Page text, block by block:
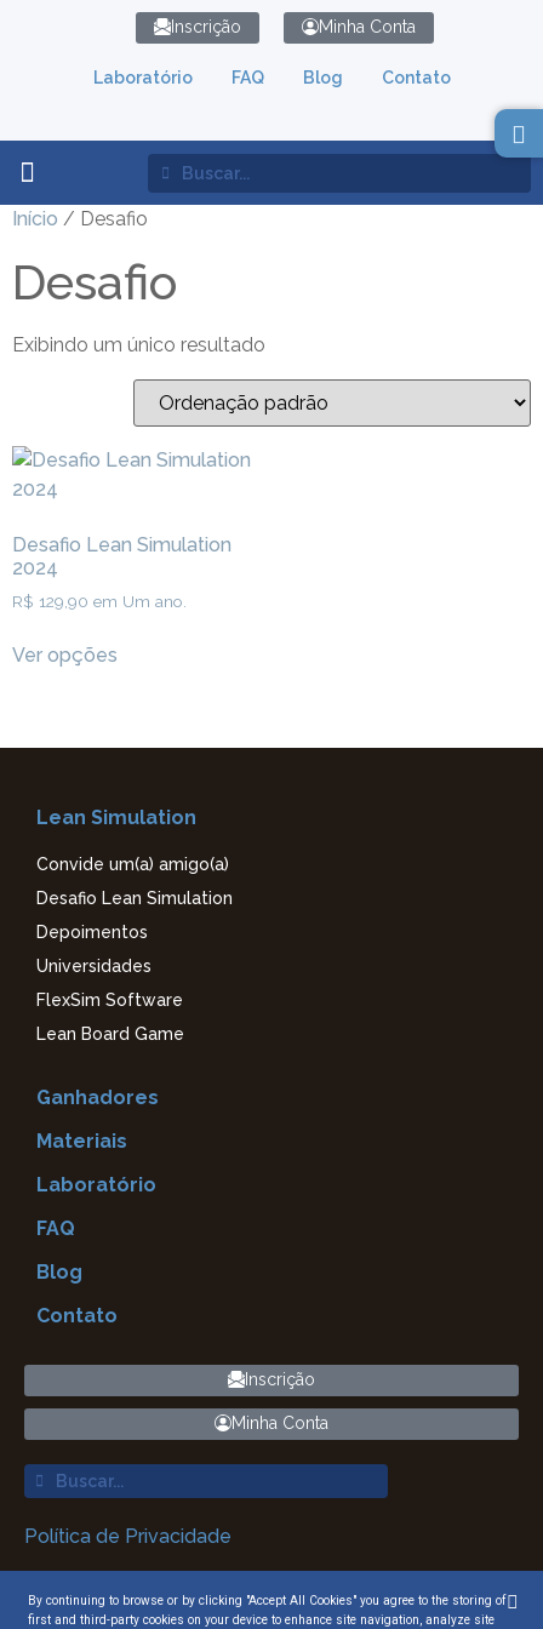
Laboratório FAQ Blog Contato
Inscrição Minha Conta
Início / Desafio
Desafio
Exibindo um único resultado
Desafio Lean Simulation
2024
R$ 129,90 em Um ano.
Ver opções
Lean Simulation
Convide um(a) amigo(a)
Desafio Lean Simulation
Depoimentos
Universidades
FlexSim Software
Lean Board Game
Ganhadores
Materiais
Laboratório
FAQ
Blog
Contato
Inscrição
Minha Conta
Política de Privacidade
By continuing to browse or by clicking "Accept All Cookies" you agree to the storing of
first and third-party cookies on your device to enhance site navigation, analyze site